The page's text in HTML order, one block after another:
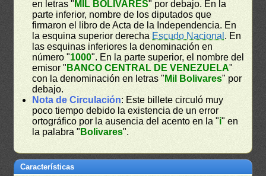
en letras " MIL BOLÍVARES" por debajo. En la
parte inferior, nombre de los diputados que
firmaron el libro de Acta de la Independencia. En
la esquina superior derecha Escudo Nacional . En
las esquinas inferiores la denominación en
número "1000". En la parte superior, el nombre del
emisor " BANCO CENTRAL DE VENEZUELA"
con la denominación en letras " Mil Bolivares" por
debajo.
Nota de Circulación: Este billete circuló muy
poco tiempo debido la existencia de un error
ortográfico por la ausencia del acento en la "i" en
la palabra " Bolivares".
Características